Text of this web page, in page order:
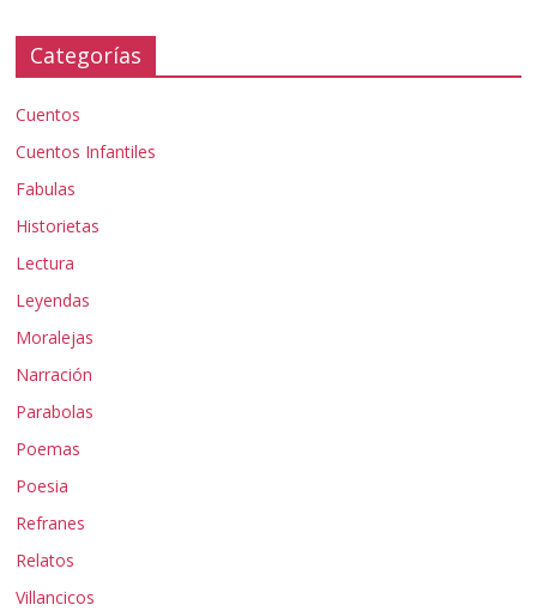
Categorías
Cuentos
Cuentos Infantiles
Fabulas
Historietas
Lectura
Leyendas
Moralejas
Narración
Parabolas
Poemas
Poesia
Refranes
Relatos
Villancicos